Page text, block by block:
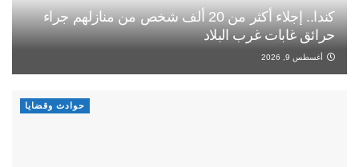
كندا.. إجلاء أكثر من 20 ألف شخص من منازلهم جراء
حرائق غابات غرب البلاد
أغسطس 9, 2026
حوادث وقضايا